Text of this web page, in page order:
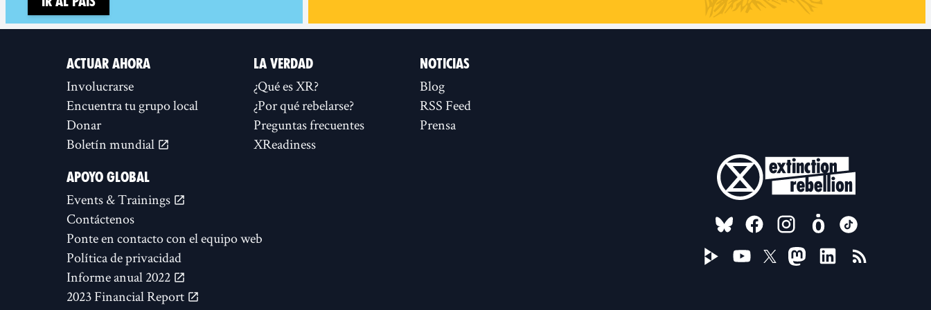
ACTUAR AHORA
Involucrarse
Encuentra tu grupo local
Donar
Boletín mundial
LA VERDAD
¿Qué es XR?
¿Por qué rebelarse?
Preguntas frecuentes
XReadiness
NOTICIAS
Blog
RSS Feed
Prensa
APOYO GLOBAL
Events & Trainings
Contáctenos
Ponte en contacto con el equipo web
Política de privacidad
Informe anual 2022
2023 Financial Report
FOLLOW US ON